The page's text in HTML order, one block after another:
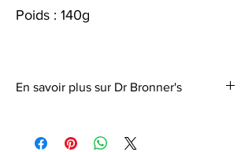
Poids : 140g
En savoir plus sur Dr Bronner's